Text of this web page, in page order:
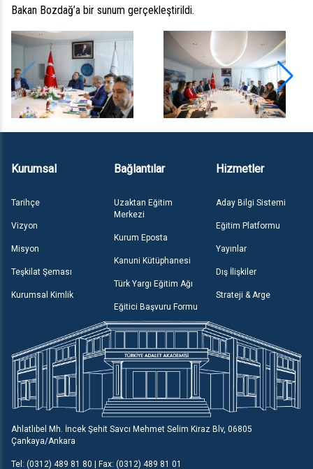
Bakan Bozdağ’a bir sunum gerçekleştirildi.
Kurumsal
Tarihçe
Vizyon
Misyon
Teşkilat Şeması
Kurumsal Kimlik
Bağlantılar
Uzaktan Eğitim
Merkezi
Kurum Eposta
Kanuni Kütüphanesi
Türk Yargı Eğitim Ağı
Eğitici Başvuru Formu
Hizmetler
Aday Bilgi Sistemi
Eğitim Platformu
Yayınlar
Dış İlişkiler
Strateji & Arge
Ahlatlıbel Mh. İncek Şehit Savcı Mehmet Selim Kiraz Blv, 06805
Çankaya/Ankara
Tel: (0312) 489 81 80 | Fax: (0312) 489 81 01